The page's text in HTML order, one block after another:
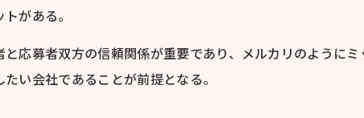
がある。
応募者双方の信頼関係が重要であり、メルカリのようにミ
い会社であることが前提となる。